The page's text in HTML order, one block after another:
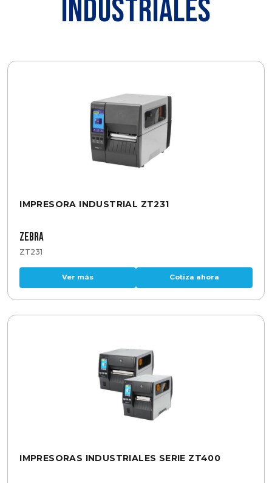
INDUSTRIALES
IMPRESORA INDUSTRIAL ZT231
Zebra
ZT231
Ver más Cotiza ahora
IMPRESORAS INDUSTRIALES SERIE ZT400